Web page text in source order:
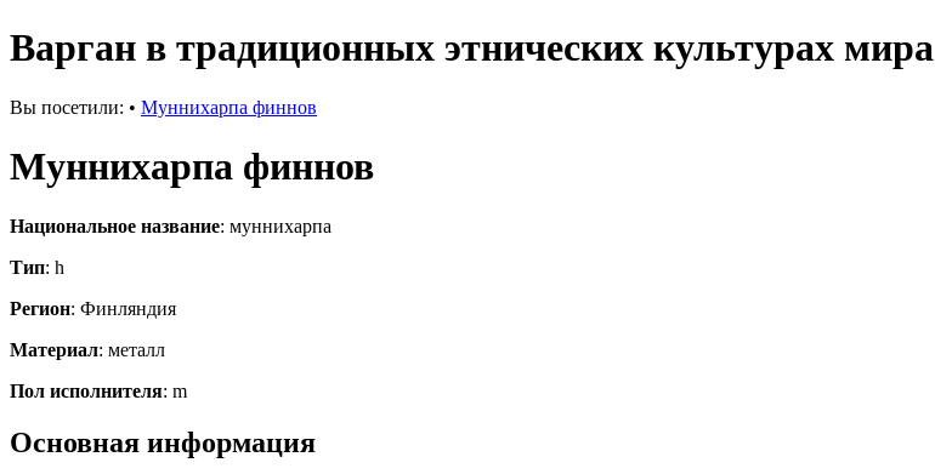
Варган в традиционных этнических культурах мира
Вы посетили: • Муннихарпа финнов
Муннихарпа финнов
Национальное название: муннихарпа
Тип: h
Регион: Финляндия
Материал: металл
Пол исполнителя: m
Основная информация